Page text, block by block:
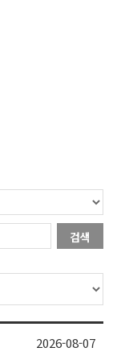
검색
2026-08-07